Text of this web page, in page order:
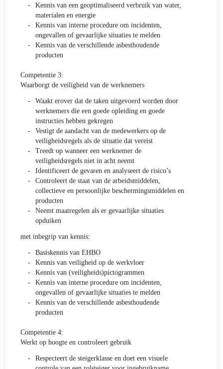
Kennis van een geoptimaliseerd verbruik van water,
materialen en energie
Kennis van interne procedure om incidenten,
ongevallen of gevaarlijke situaties te melden
Kennis van de verschillende asbesthoudende
producten
Competentie 3:
Waarborgt de veiligheid van de werknemers
Waakt erover dat de taken uitgevoerd worden door
werknemers die een goede opleiding en goede
instructies hebben gekregen
Vestigt de aandacht van de medewerkers op de
veiligheidsregels als de situatie dat vereist
Treedt op wanneer een werknemer de
veiligheidsregels niet in acht neemt
Identificeert de gevaren en analyseert de risico’s
Controleert de staat van de arbeidsmiddelen,
collectieve en persoonlijke beschermingsmiddelen en
producten
Neemt maatregelen als er gevaarlijke situaties
opduiken
met inbegrip van kennis:
Basiskennis van EHBO
Kennis van veiligheid op de werkvloer
Kennis van (veiligheids)pictogrammen
Kennis van interne procedure om incidenten,
ongevallen of gevaarlijke situaties te melden
Kennis van de verschillende asbesthoudende
producten
Competentie 4:
Werkt op hoogte en controleert gebruik
Respecteert de steigerklasse en doet een visuele